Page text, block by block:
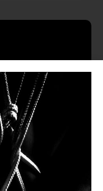
una
puedes contactar